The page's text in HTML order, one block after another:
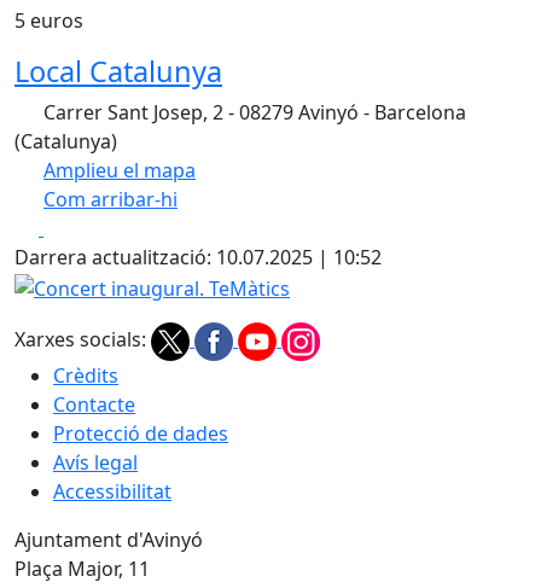
5 euros
Local Catalunya
Carrer Sant Josep, 2 - 08279 Avinyó - Barcelona
(Catalunya)
Amplieu el mapa
Com arribar-hi
+
−
Darrera actualització: 10.07.2025 | 10:52
Concert inaugural. TeMàtics
Xarxes socials:
Crèdits
Contacte
Protecció de dades
Avís legal
Accessibilitat
Ajuntament d'Avinyó
Plaça Major, 11